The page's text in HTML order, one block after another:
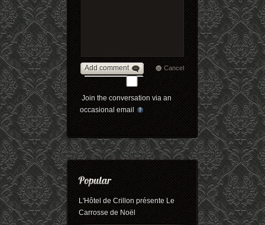
Add comment Cancel
Join the conversation via an
occasional email
L'Hôtel de Crillon présente Le
Carrosse de Noël